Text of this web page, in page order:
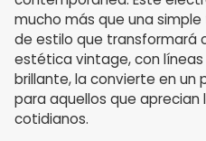
mucho más que una
de estilo que transformará
estética vintage, con
brillante, la convierte en un
para aquellos que aprecian
cotidianos.